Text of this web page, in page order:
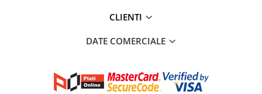
CLIENTI
DATE COMERCIALE